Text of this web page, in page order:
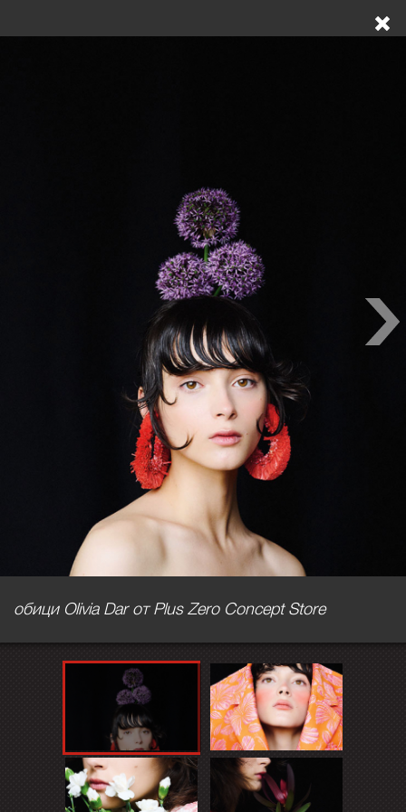
обици Olivia Dar от Plus Zero Concept Store